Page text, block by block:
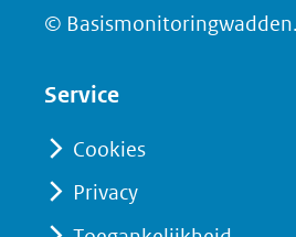
©
Service
Cookies
Privacy